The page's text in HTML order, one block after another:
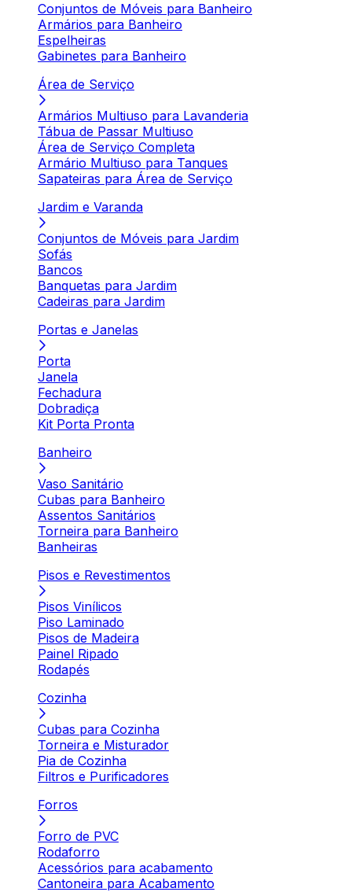
Conjuntos de Móveis para Banheiro
Armários para Banheiro
Espelheiras
Gabinetes para Banheiro
Área de Serviço
Armários Multiuso para Lavanderia
Tábua de Passar Multiuso
Área de Serviço Completa
Armário Multiuso para Tanques
Sapateiras para Área de Serviço
Jardim e Varanda
Conjuntos de Móveis para Jardim
Sofás
Bancos
Banquetas para Jardim
Cadeiras para Jardim
Portas e Janelas
Porta
Janela
Fechadura
Dobradiça
Kit Porta Pronta
Banheiro
Vaso Sanitário
Cubas para Banheiro
Assentos Sanitários
Torneira para Banheiro
Banheiras
Pisos e Revestimentos
Pisos Vinílicos
Piso Laminado
Pisos de Madeira
Painel Ripado
Rodapés
Cozinha
Cubas para Cozinha
Torneira e Misturador
Pia de Cozinha
Filtros e Purificadores
Forros
Forro de PVC
Rodaforro
Acessórios para acabamento
Cantoneira para Acabamento